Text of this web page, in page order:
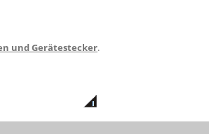
und Gerätestecker.